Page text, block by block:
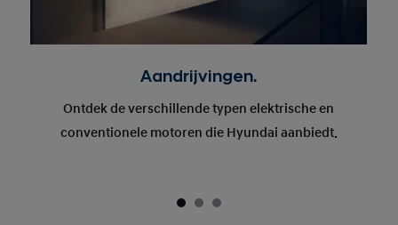
Aandrijvingen.
Ontdek de verschillende typen elektrische en
conventionele motoren die Hyundai aanbiedt.